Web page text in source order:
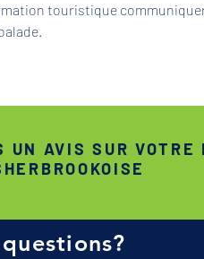
touristique
UN AVIS SUR VOTRE